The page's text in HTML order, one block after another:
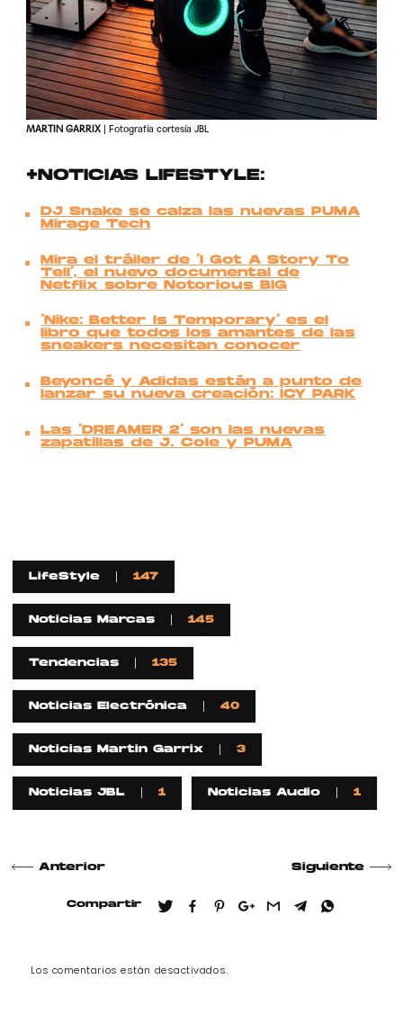
MARTIN GARRIX | Fotografía cortesía JBL
+NOTICIAS LIFESTYLE:
DJ Snake se calza las nuevas PUMA
Mirage Tech
Mira el tráiler de ‘I Got A Story To
Tell’, el nuevo documental de
Netflix sobre Notorious BIG
‘Nike: Better Is Temporary’ es el
libro que todos los amantes de las
sneakers necesitan conocer
Beyoncé y Adidas están a punto de
lanzar su nueva creación: ICY PARK
Las ‘DREAMER 2’ son las nuevas
zapatillas de J. Cole y PUMA
LifeStyle 147
Noticias Marcas 145
Tendencias 135
Noticias Electrónica 40
Noticias Martin Garrix 3
Noticias JBL 1 Noticias Audio 1
Anterior Siguiente
Compartir
Los comentarios están desactivados.